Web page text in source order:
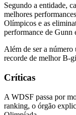
Segundo a entidade,
melhores
Olímpicos e as
performance de Gunn
Além de ser a
recorde de melhor B-
Críticas
A WDSF passa por
ranking, o órgão